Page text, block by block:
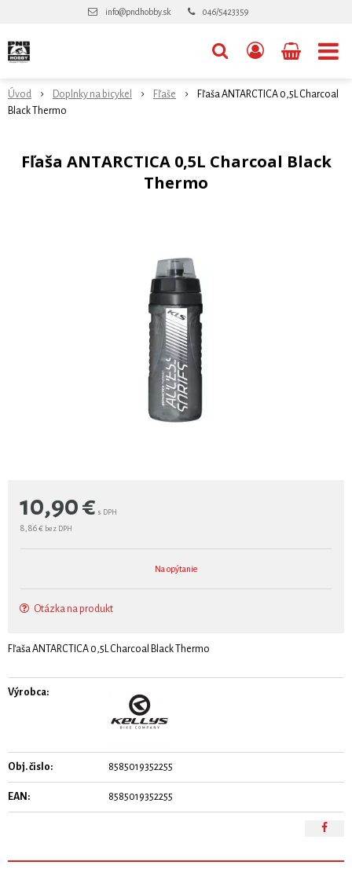
info@pndhobby.sk 046/5423359
Úvod Doplnky na bicykel Fľaše
Fľaša ANTARCTICA 0,5L Charcoal
Black Thermo
Fľaša ANTARCTICA 0,5L Charcoal Black
Thermo
10,90€ s DPH
8,86 € bez DPH
Na opýtanie
Otázka na produkt
Fľaša ANTARCTICA 0,5L Charcoal Black Thermo
Výrobca:
Obj. čislo: 8585019352255
EAN: 8585019352255